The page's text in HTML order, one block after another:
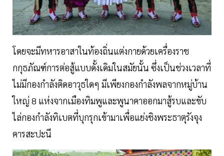
โดยจะมีทหารอาสาในท้องถิ่นแต่งกายด้วยเครื่องราช
กกุธภัณฑ์การต่อสู้แบบดั้งเดิมในสมัยนั้น ซึ่งเป็นช่วงเวลาที่
ไม่มีกองกำลังติดอาวุธใดๆ มีเพียงกองกำลังพลจากหมู่บ้าน
ใหญ่ 8 แห่งจากเมืองทิมพูและพูนาคาออกมาสู้รบและขับ
ไล่กองกำลังทิเบตที่บุกรุกเข้ามาเพื่อแย่งชิงพระธาตุรังจุง
คารสะปะนี